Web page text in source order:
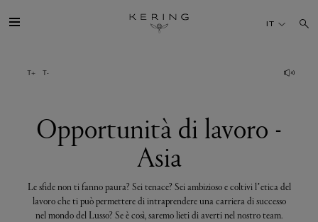
lavoro
TALENTI
SOSTENIBILITÀ
IT
Opportunità di lavoro -
Asia
Le sfide non ti fanno paura? Sei tenace? Sei ambizioso e coltivi l’etica del
lavoro che ti può permettere di intraprendere una carriera di successo
nel mondo del Lusso? Se è così, saremo lieti di averti nel nostro team.